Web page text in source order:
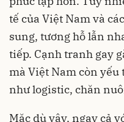
tế của Việt Nam và
sung, tương hỗ lẫn
tiếp. Cạnh tranh gay
mà Việt Nam còn
như logistic, chăn
Mặc dù vậy, ngay cả